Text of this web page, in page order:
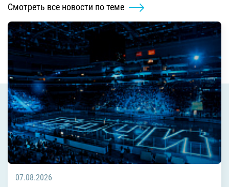
Смотреть все новости по теме
07.08.2026